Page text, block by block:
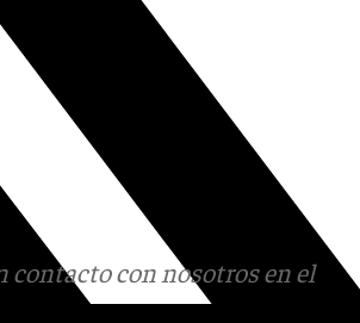
contacto con nosotros en el